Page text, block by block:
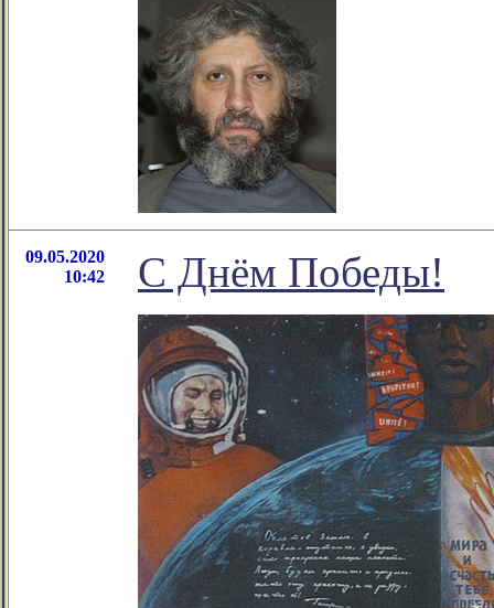
09.05.2020
10:42
С Днём Победы!